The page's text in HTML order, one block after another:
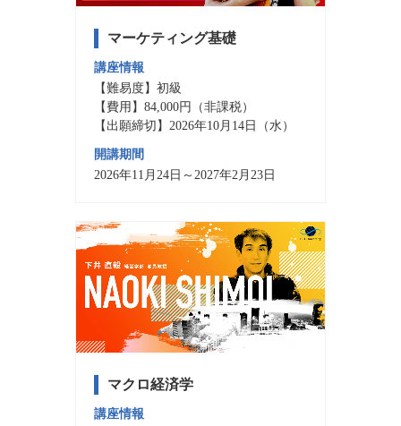
マーケティング基礎
講座情報
【難易度】初級
【費用】84,000円（非課税）
【出願締切】2026年10月14日（水）
開講期間
2026年11月24日～2027年2月23日
マクロ経済学
講座情報